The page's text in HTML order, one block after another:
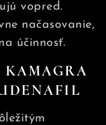
vopred.
načasovanie,
účinnosť.